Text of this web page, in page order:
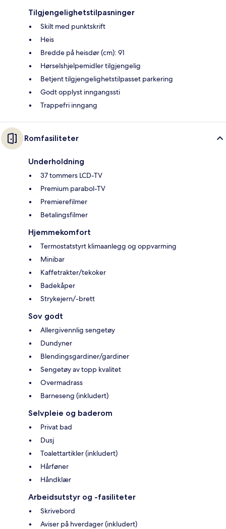
Tilgjengelighetstilpasninger
Skilt med punktskrift
Heis
Bredde på heisdør (cm): 91
Hørselshjelpemidler tilgjengelig
Betjent tilgjengelighetstilpasset parkering
Godt opplyst inngangssti
Trappefri inngang
Romfasiliteter
Underholdning
37 tommers LCD-TV
Premium parabol-TV
Premierefilmer
Betalingsfilmer
Hjemmekomfort
Termostatstyrt klimaanlegg og oppvarming
Minibar
Kaffetrakter/tekoker
Badekåper
Strykejern/-brett
Sov godt
Allergivennlig sengetøy
Dundyner
Blendingsgardiner/gardiner
Sengetøy av topp kvalitet
Overmadrass
Barneseng (inkludert)
Selvpleie og baderom
Privat bad
Dusj
Toalettartikler (inkludert)
Hårføner
Håndklær
Arbeidsutstyr og -fasiliteter
Skrivebord
Aviser på hverdager (inkludert)